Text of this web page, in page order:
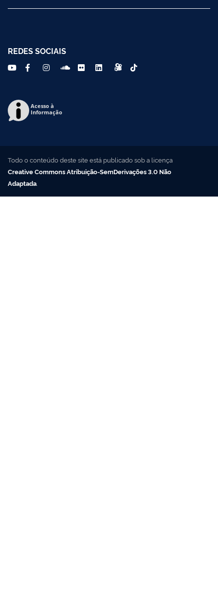
REDES SOCIAIS
Acesso à
Informação
Todo o conteúdo deste site está publicado sob a licença
Creative Commons Atribuição-SemDerivações 3.0 Não
Adaptada